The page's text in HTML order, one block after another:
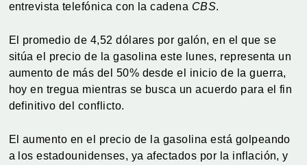
entrevista telefónica con la cadena CBS.
El promedio de 4,52 dólares por galón, en el que se
sitúa el precio de la gasolina este lunes, representa un
aumento de más del 50% desde el inicio de la guerra,
hoy en tregua mientras se busca un acuerdo para el fin
definitivo del conflicto.
El aumento en el precio de la gasolina está golpeando
a los estadounidenses, ya afectados por la inflación, y